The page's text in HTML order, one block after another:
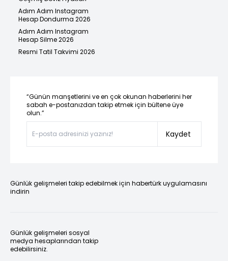
Adım Adım Instagram
Hesap Dondurma 2026
Adım Adım Instagram
Hesap Silme 2026
Resmi Tatil Takvimi 2026
“Günün manşetlerini ve en çok okunan haberlerini her
sabah e-postanızdan takip etmek için bültene üye
olun.”
Kaydet
Günlük gelişmeleri takip edebilmek için habertürk uygulamasını
indirin
Günlük gelişmeleri sosyal
medya hesaplarından takip
edebilirsiniz.